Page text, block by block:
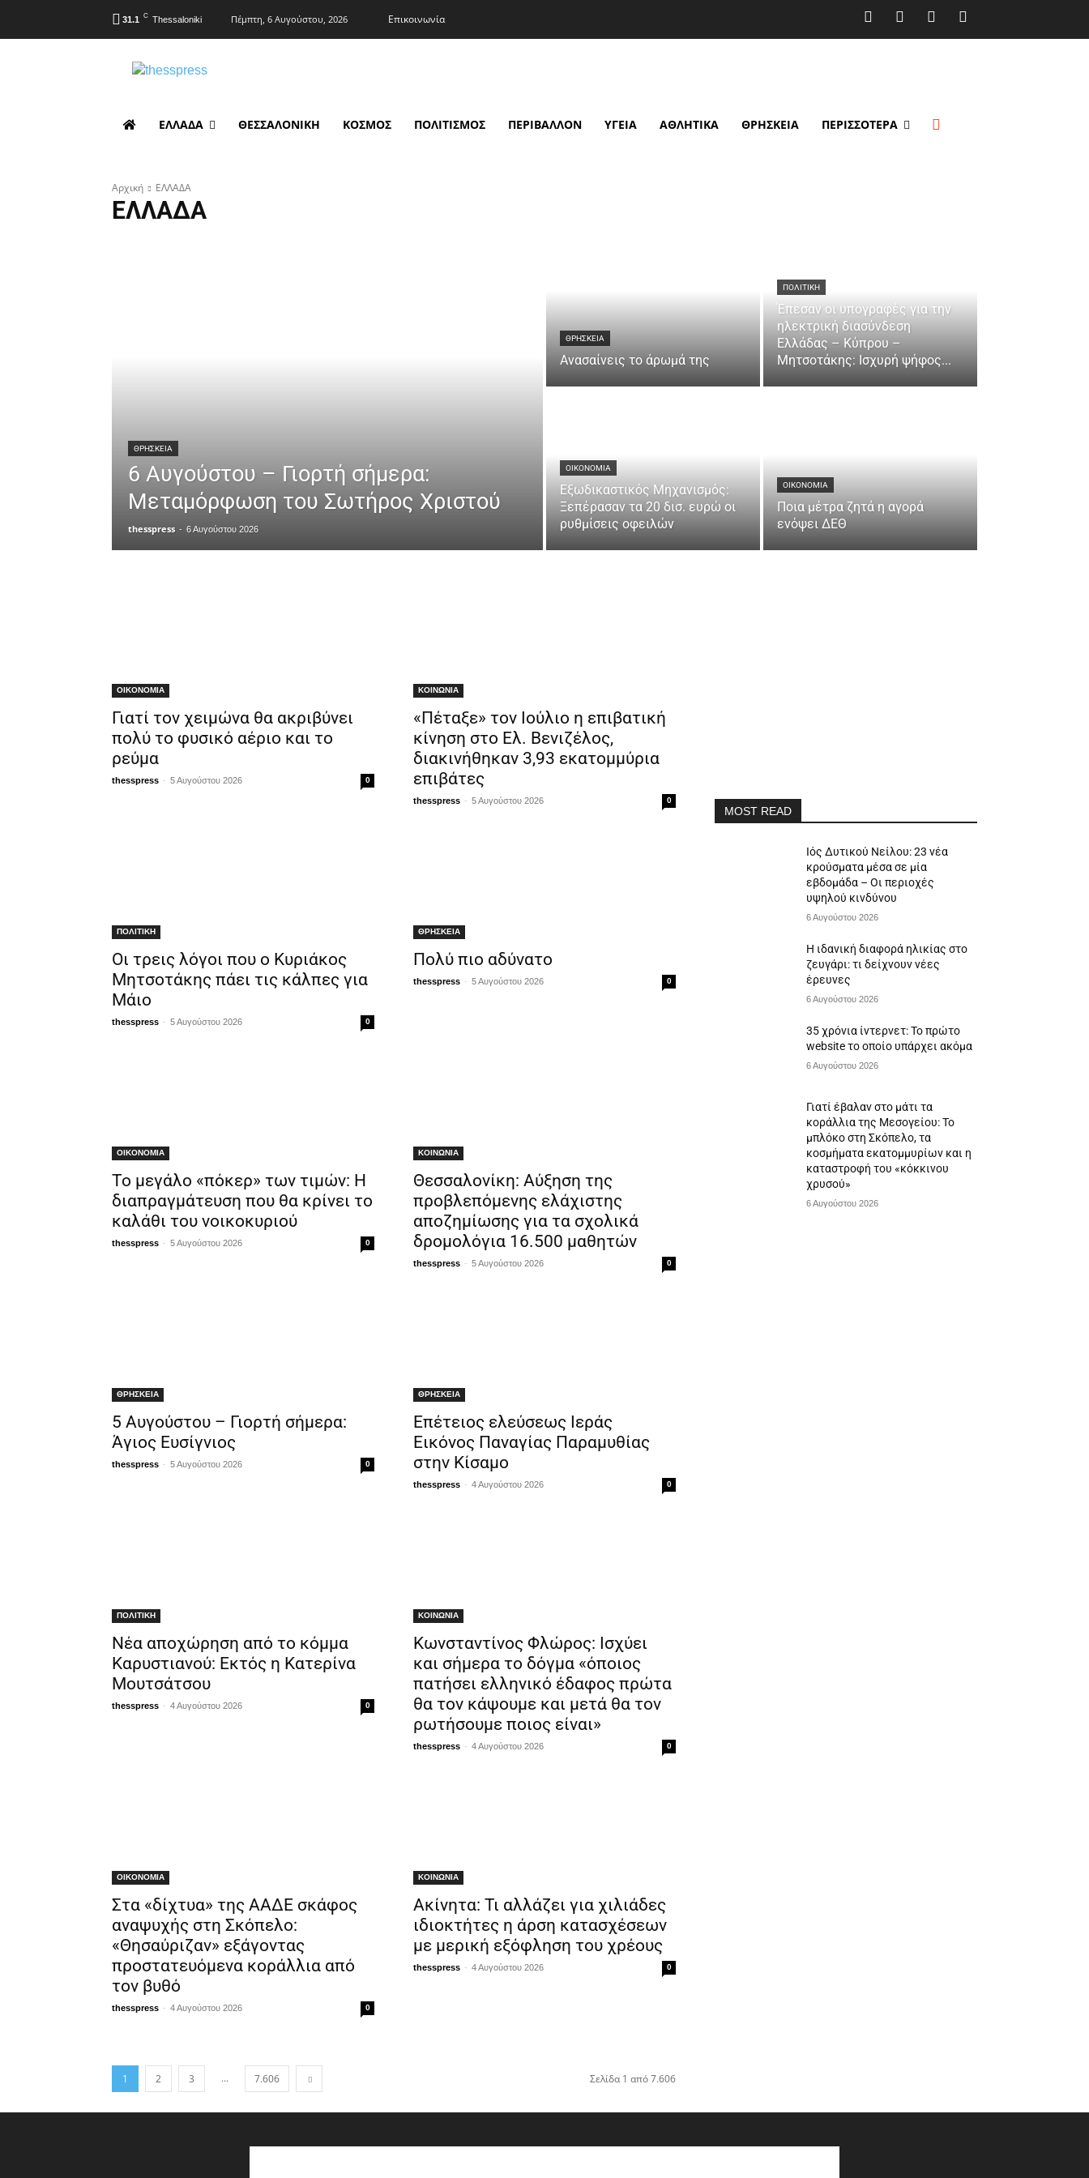
31.1 C Thessaloniki Πέμπτη, 6 Αυγούστου, 2026 Επικοινωνία
ΕΛΛΑΔΑ ΘΕΣΣΑΛΟΝΙΚΗ ΚΟΣΜΟΣ ΠΟΛΙΤΙΣΜΟΣ ΠΕΡΙΒΑΛΛΟΝ ΥΓΕΙΑ ΑΘΛΗΤΙΚΑ ΘΡΗΣΚΕΙΑ ΠΕΡΙΣΣΟΤΕΡΑ
Αρχική ΕΛΛΑΔΑ
ΕΛΛΑΔΑ
ΘΡΗΣΚΕΙΑ
6 Αυγούστου – Γιορτή σήμερα:
Μεταμόρφωση του Σωτήρος Χριστού
thesspress - 6 Αυγούστου 2026
ΘΡΗΣΚΕΙΑ
Ανασαίνεις το άρωμά της
ΠΟΛΙΤΙΚΗ
Έπεσαν οι υπογραφές για την
ηλεκτρική διασύνδεση
Ελλάδας – Κύπρου –
Μητσοτάκης: Ισχυρή ψήφος...
ΟΙΚΟΝΟΜΙΑ
Εξωδικαστικός Μηχανισμός:
Ξεπέρασαν τα 20 δισ. ευρώ οι
ρυθμίσεις οφειλών
ΟΙΚΟΝΟΜΙΑ
Ποια μέτρα ζητά η αγορά
ενόψει ΔΕΘ
ΟΙΚΟΝΟΜΙΑ
Γιατί τον χειμώνα θα ακριβύνει
πολύ το φυσικό αέριο και το
ρεύμα
thesspress - 5 Αυγούστου 2026 0
ΚΟΙΝΩΝΙΑ
«Πέταξε» τον Ιούλιο η επιβατική
κίνηση στο Ελ. Βενιζέλος,
διακινήθηκαν 3,93 εκατομμύρια
επιβάτες
thesspress - 5 Αυγούστου 2026 0
ΠΟΛΙΤΙΚΗ
Οι τρεις λόγοι που ο Κυριάκος
Μητσοτάκης πάει τις κάλπες για
Μάιο
thesspress - 5 Αυγούστου 2026 0
ΘΡΗΣΚΕΙΑ
Πολύ πιο αδύνατο
thesspress - 5 Αυγούστου 2026 0
ΟΙΚΟΝΟΜΙΑ
Το μεγάλο «πόκερ» των τιμών: Η
διαπραγμάτευση που θα κρίνει το
καλάθι του νοικοκυριού
thesspress - 5 Αυγούστου 2026 0
ΚΟΙΝΩΝΙΑ
Θεσσαλονίκη: Αύξηση της
προβλεπόμενης ελάχιστης
αποζημίωσης για τα σχολικά
δρομολόγια 16.500 μαθητών
thesspress - 5 Αυγούστου 2026 0
ΘΡΗΣΚΕΙΑ
5 Αυγούστου – Γιορτή σήμερα:
Άγιος Ευσίγνιος
thesspress - 5 Αυγούστου 2026 0
ΘΡΗΣΚΕΙΑ
Επέτειος ελεύσεως Ιεράς
Εικόνος Παναγίας Παραμυθίας
στην Κίσαμο
thesspress - 4 Αυγούστου 2026 0
ΠΟΛΙΤΙΚΗ
Νέα αποχώρηση από το κόμμα
Καρυστιανού: Εκτός η Κατερίνα
Μουτσάτσου
thesspress - 4 Αυγούστου 2026 0
ΚΟΙΝΩΝΙΑ
Κωνσταντίνος Φλώρος: Ισχύει
και σήμερα το δόγμα «όποιος
πατήσει ελληνικό έδαφος πρώτα
θα τον κάψουμε και μετά θα τον
ρωτήσουμε ποιος είναι»
thesspress - 4 Αυγούστου 2026 0
ΟΙΚΟΝΟΜΙΑ
Στα «δίχτυα» της ΑΑΔΕ σκάφος
αναψυχής στη Σκόπελο:
«Θησαύριζαν» εξάγοντας
προστατευόμενα κοράλλια από
τον βυθό
thesspress - 4 Αυγούστου 2026 0
ΚΟΙΝΩΝΙΑ
Ακίνητα: Τι αλλάζει για χιλιάδες
ιδιοκτήτες η άρση κατασχέσεων
με μερική εξόφληση του χρέους
thesspress - 4 Αυγούστου 2026 0
1 2 3 ... 7.606 Σελίδα 1 από 7.606
MOST READ
Ιός Δυτικού Νείλου: 23 νέα
κρούσματα μέσα σε μία
εβδομάδα – Οι περιοχές
υψηλού κινδύνου
6 Αυγούστου 2026
Η ιδανική διαφορά ηλικίας στο
ζευγάρι: τι δείχνουν νέες
έρευνες
6 Αυγούστου 2026
35 χρόνια ίντερνετ: Το πρώτο
website το οποίο υπάρχει ακόμα
6 Αυγούστου 2026
Γιατί έβαλαν στο μάτι τα
κοράλλια της Μεσογείου: Το
μπλόκο στη Σκόπελο, τα
κοσμήματα εκατομμυρίων και η
καταστροφή του «κόκκινου
χρυσού»
6 Αυγούστου 2026